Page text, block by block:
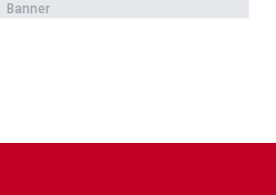
Banner